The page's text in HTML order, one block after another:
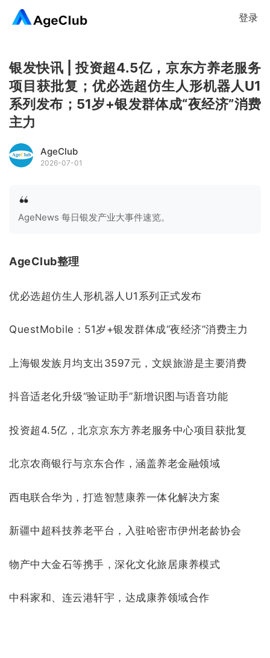
登录
银发快讯 | 投资超4.5亿，京东方养老服务
项目获批复；优必选超仿生人形机器人U1
系列发布；51岁+银发群体成“夜经济”消费
主力
AgeClub
2026-07-01
AgeNews 每日银发产业大事件速览。
AgeClub整理
优必选超仿生人形机器人U1系列正式发布
QuestMobile：51岁+银发群体成“夜经济”消费主力
上海银发族月均支出3597元，文娱旅游是主要消费
抖音适老化升级“验证助手”新增识图与语音功能
投资超4.5亿，北京京东方养老服务中心项目获批复
北京农商银行与京东合作，涵盖养老金融领域
西电联合华为，打造智慧康养一体化解决方案
新疆中超科技养老平台，入驻哈密市伊州老龄协会
物产中大金石等携手，深化文化旅居康养模式
中科家和、连云港轩宇，达成康养领域合作